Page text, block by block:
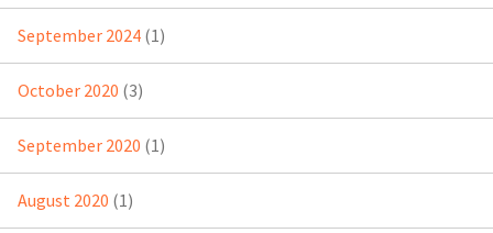
September 2024 (1)
October 2020 (3)
September 2020 (1)
August 2020 (1)